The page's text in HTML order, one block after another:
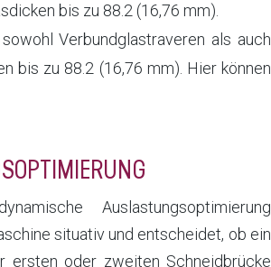
bis zu 88.2 (16,76 mm).
Verbundglastraveren als auch
bis zu 88.2 (16,76 mm). Hier können
Auslastungsoptimierung
situativ und entscheidet, ob ein
ersten oder zweiten Schneidbrücke